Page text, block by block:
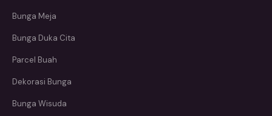
Bunga Meja
Bunga Duka Cita
Parcel Buah
Dekorasi Bunga
Bunga Wisuda